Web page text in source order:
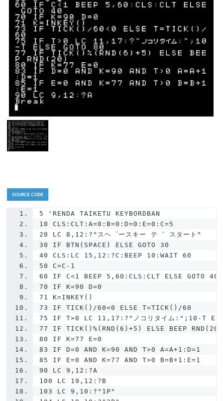
5
'RENDA TAIKETU KEYBORDBAN
10 CLS:CLT:A=0:B=0:D=0:E=0:C=5
20 LC 8,12:?"スヘ゜ースキー テ゛ スタート"
30 IF BTN(SPACE) ELSE GOTO 30
40 CLS:LC 15,12:?C:BEEP 10:WAIT 60
50 C=C-1
60 IF C<1 BEEP 5,60:CLS:CLT ELSE GOTO 40
70 IF K=90 D=0
71 K=INKEY()
73 IF TICK()/60<0 ELSE T=TICK()/60
75 IF T>0 LC 11,17:?"ノコリタイム:";10-T
77 IF TICK()%(RND(6)+5) ELSE BEEP RND(20)
80 IF K=77 E=0
83 IF D=0 AND K=90 AND T>0 A=A+1:D=1
85 IF E=0 AND K=77 AND T>0 B=B+1:E=1
90 LC 9,12:?A
100 LC 19,12:?B
103 LC 9,10:?"1P"